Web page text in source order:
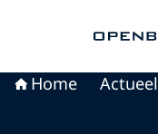
Home Actueel